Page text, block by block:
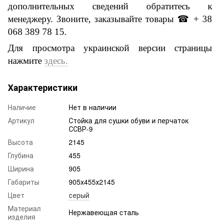
дополнительных сведений обратитесь к
менеджеру. Звоните, заказывайте товары ☎ + 38
068 389 78 15.
Для просмотра украинской версии страницы
нажмите здесь.
Характеристики
Наличие
Нет в наличии
Артикул
Стойка для сушки обуви и перчаток
ССВР-9
Высота
2145
Глубина
455
Ширина
905
Габариты
905х455х2145
Цвет
серый
Материал
изделия
Нержавеющая сталь